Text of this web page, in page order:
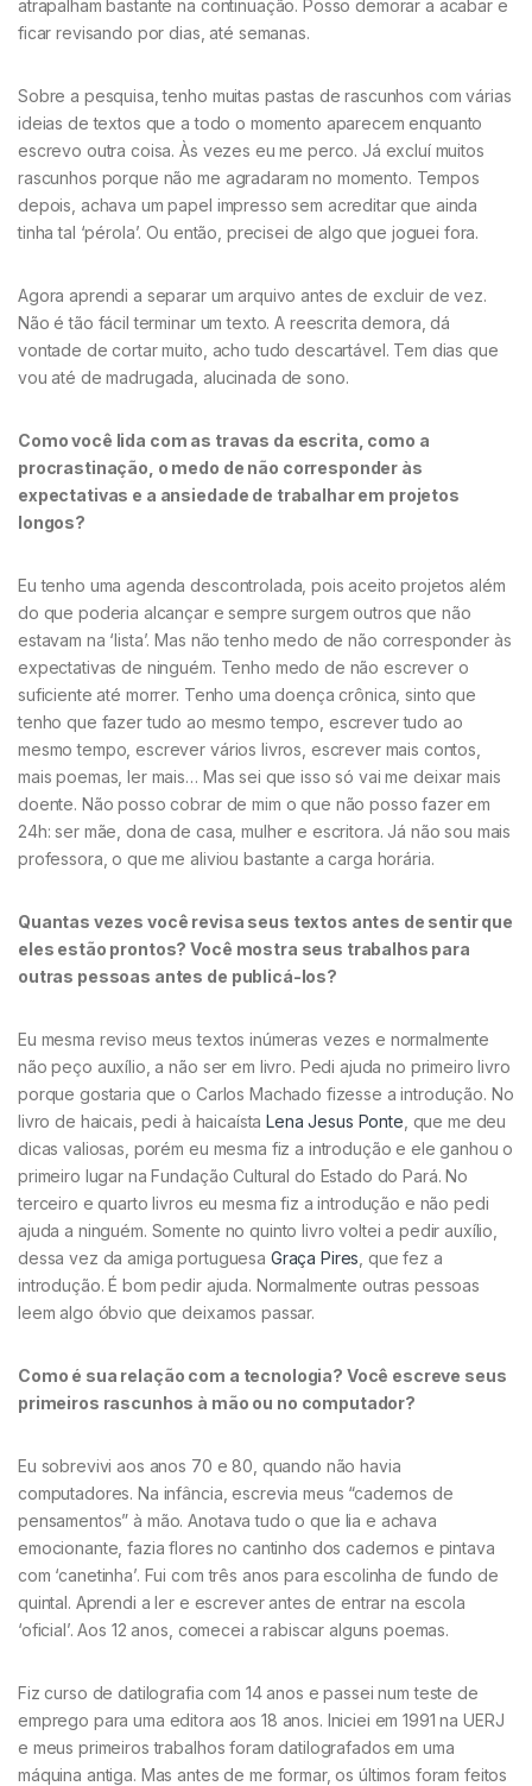
atrapalham bastante na continuação. Posso demorar a acabar e
ficar revisando por dias, até semanas.
Sobre a pesquisa, tenho muitas pastas de rascunhos com várias
ideias de textos que a todo o momento aparecem enquanto
escrevo outra coisa. Às vezes eu me perco. Já excluí muitos
rascunhos porque não me agradaram no momento. Tempos
depois, achava um papel impresso sem acreditar que ainda
tinha tal ‘pérola’. Ou então, precisei de algo que joguei fora.
Agora aprendi a separar um arquivo antes de excluir de vez.
Não é tão fácil terminar um texto. A reescrita demora, dá
vontade de cortar muito, acho tudo descartável. Tem dias que
vou até de madrugada, alucinada de sono.
Como você lida com as travas da escrita, como a
procrastinação, o medo de não corresponder às
expectativas e a ansiedade de trabalhar em projetos
longos?
Eu tenho uma agenda descontrolada, pois aceito projetos além
do que poderia alcançar e sempre surgem outros que não
estavam na ‘lista’. Mas não tenho medo de não corresponder às
expectativas de ninguém. Tenho medo de não escrever o
suficiente até morrer. Tenho uma doença crônica, sinto que
tenho que fazer tudo ao mesmo tempo, escrever tudo ao
mesmo tempo, escrever vários livros, escrever mais contos,
mais poemas, ler mais… Mas sei que isso só vai me deixar mais
doente. Não posso cobrar de mim o que não posso fazer em
24h: ser mãe, dona de casa, mulher e escritora. Já não sou mais
professora, o que me aliviou bastante a carga horária.
Quantas vezes você revisa seus textos antes de sentir que
eles estão prontos? Você mostra seus trabalhos para
outras pessoas antes de publicá-los?
Eu mesma reviso meus textos inúmeras vezes e normalmente
não peço auxílio, a não ser em livro. Pedi ajuda no primeiro livro
porque gostaria que o Carlos Machado fizesse a introdução. No
livro de haicais, pedi à haicaístaLena Jesus Ponte , que me deu
dicas valiosas, porém eu mesma fiz a introdução e ele ganhou o
primeiro lugar na Fundação Cultural do Estado do Pará. No
terceiro e quarto livros eu mesma fiz a introdução e não pedi
ajuda a ninguém. Somente no quinto livro voltei a pedir auxílio,
dessa vez da amiga portuguesa Graça Pires , que fez a
introdução. É bom pedir ajuda. Normalmente outras pessoas
leem algo óbvio que deixamos passar.
Como é sua relação com a tecnologia? Você escreve seus
primeiros rascunhos à mão ou no computador?
Eu sobrevivi aos anos 70 e 80, quando não havia
computadores. Na infância, escrevia meus “cadernos de
pensamentos” à mão. Anotava tudo o que lia e achava
emocionante, fazia flores no cantinho dos cadernos e pintava
com ‘canetinha’. Fui com três anos para escolinha de fundo de
quintal. Aprendi a ler e escrever antes de entrar na escola
‘oficial’. Aos 12 anos, comecei a rabiscar alguns poemas.
Fiz curso de datilografia com 14 anos e passei num teste de
emprego para uma editora aos 18 anos. Iniciei em 1991 na UERJ
e meus primeiros trabalhos foram datilografados em uma
máquina antiga. Mas antes de me formar, os últimos foram feitos